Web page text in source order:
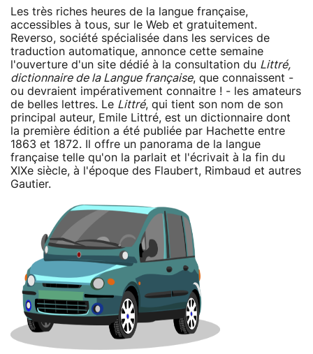
Les très riches heures de la langue française,
accessibles à tous, sur le Web et gratuitement.
Reverso, société spécialisée dans les services de
traduction automatique, annonce cette semaine
l'ouverture d'un site dédié à la consultation du Littré,
dictionnaire de la Langue française, que connaissent -
ou devraient impérativement connaitre ! - les amateurs
de belles lettres. Le Littré, qui tient son nom de son
principal auteur, Emile Littré, est un dictionnaire dont
la première édition a été publiée par Hachette entre
1863 et 1872. Il offre un panorama de la langue
française telle qu'on la parlait et l'écrivait à la fin du
XIXe siècle, à l'époque des Flaubert, Rimbaud et autres
Gautier.